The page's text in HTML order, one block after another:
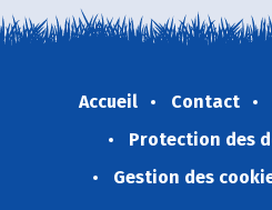
Accueil Contact
Protection des
Gestion des